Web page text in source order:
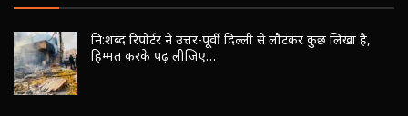
नि:शब्द रिपोर्टर ने उत्तर-पूर्वी दिल्ली से लौटकर कुछ लिखा है,
हिम्मत करके पढ़ लीजिए…